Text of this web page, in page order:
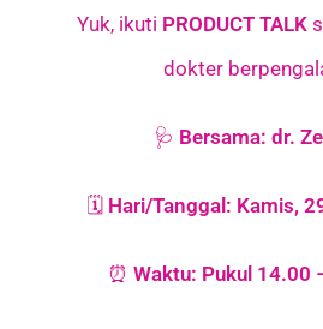
Yuk, ikuti PRODUCT TALK
dokter
🩺 Bersama: dr.
🗓 Hari/Tanggal: Kamis,
⏰ Waktu: Pukul 14.00